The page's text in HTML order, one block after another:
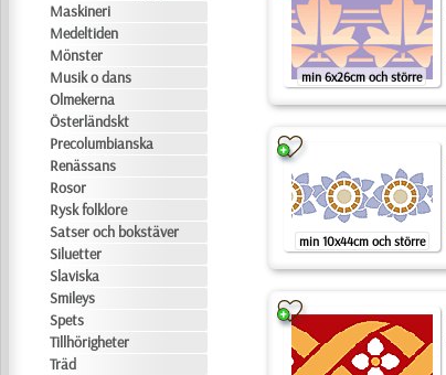
Maskineri
Medeltiden
Mönster
Musik o dans
Olmekerna
Österländskt
Precolumbianska
Renässans
Rosor
Rysk folklore
Satser och bokstäver
Siluetter
Slaviska
Smileys
Spets
Tillhörigheter
Träd
min 6x26cm och större
min 10x44cm och större